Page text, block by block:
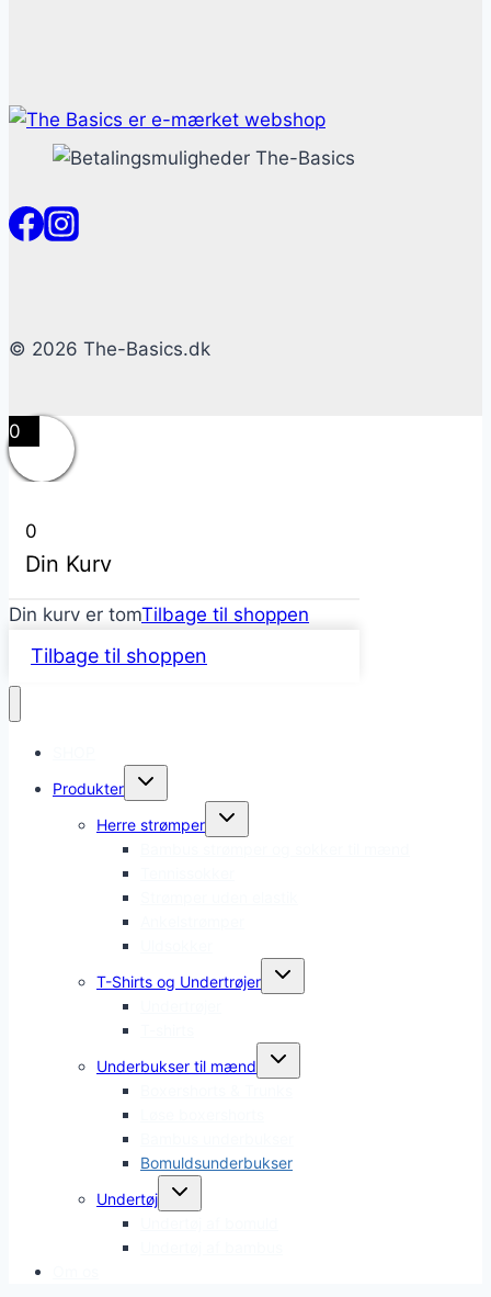
© 2026 The-Basics.dk
0
0
Din Kurv
Din kurv er tomTilbage til shoppen
Tilbage til shoppen
Produkter
Skift
Herre strømper
Skift
T-Shirts og Undertrøjer
Skift
Underbukser til mænd
Skift
Bomuldsunderbukser
Undertøj
Skift